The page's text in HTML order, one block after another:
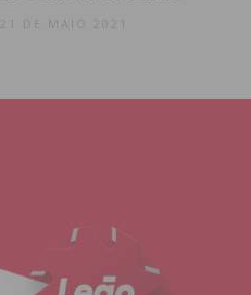
21 DE MAIO 2021